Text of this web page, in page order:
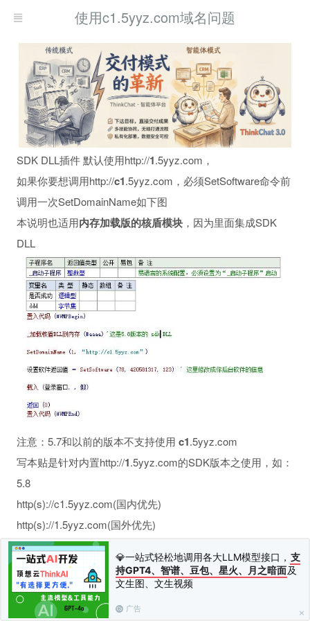
💎一站式轻松地调用各大LLM模型接口， 支
持GPT4、智谱、豆包、星火、月之暗面及
文生图、文生视频
广告
使用c1.5yyz.com域名问题
SDK DLL插件 默认使用http://1.5yyz.com，
如果你要想调用http://c1.5yyz.com，必须SetSoftware命令前
调用一次SetDomainName如下图
本说明也适用内存加载版的核盾模块 ，因为里面集成SDK
DLL
注意：5.7和以前的版本不支持使用 c1.5yyz.com
写本贴是针对内置http://1.5yyz.com的SDK版本之使用，如：
5.8
http(s)://c1.5yyz.com(国内优先)
http(s)://1.5yyz.com(国外优先)
本贴更新时间：2020年3月22日
上一篇：常见问题 下一篇：业内最强大的远程函数功能
相关评论( 0)